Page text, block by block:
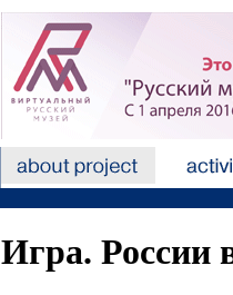
Игра.